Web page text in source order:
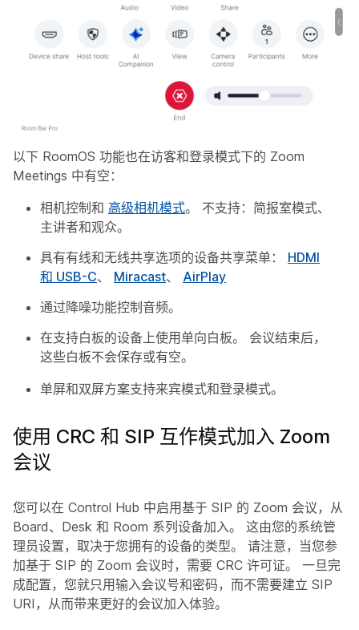
以下 RoomOS 功能也在访客和登录模式下的 Zoom
Meetings 中有空：
相机控制和 高级相机模式。 不支持：简报室模式、
主讲者和观众。
具有有线和无线共享选项的设备共享菜单： HDMI
和 USB-C、 Miracast、 AirPlay
通过降噪功能控制音频。
在支持白板的设备上使用单向白板。 会议结束后，
这些白板不会保存或有空。
单屏和双屏方案支持来宾模式和登录模式。
使用 CRC 和 SIP 互作模式加入 Zoom
会议
您可以在 Control Hub 中启用基于 SIP 的 Zoom 会议，从
Board、Desk 和 Room 系列设备加入。 这由您的系统管
理员设置，取决于您拥有的设备的类型。 请注意，当您参
加基于 SIP 的 Zoom 会议时，需要 CRC 许可证。 一旦完
成配置，您就只用输入会议号和密码，而不需要建立 SIP
URI，从而带来更好的会议加入体验。